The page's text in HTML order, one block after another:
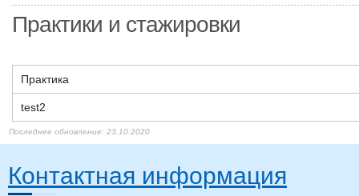
Практики и стажировки
Практика
test2
23.10.2020
Контактная информация